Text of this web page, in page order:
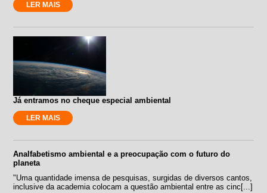
LER MAIS
Já entramos no cheque especial ambiental
LER MAIS
Analfabetismo ambiental e a preocupação com o futuro do
planeta
"Uma quantidade imensa de pesquisas, surgidas de diversos cantos,
inclusive da academia colocam a questão ambiental entre as cinc[...]